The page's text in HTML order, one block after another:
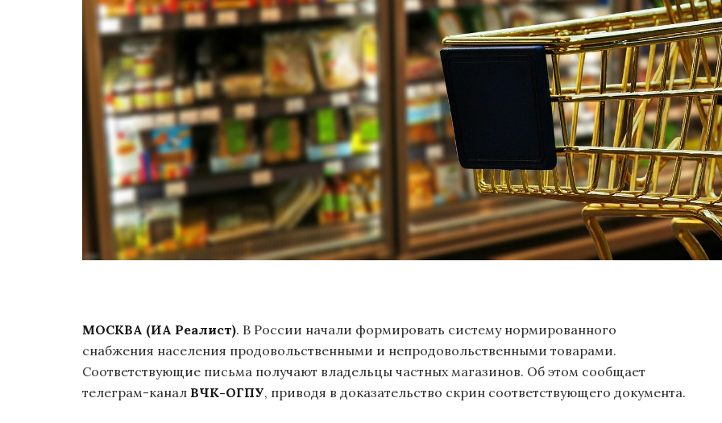
МОСКВА (ИА Реалист). В России начали формировать систему нормированного
снабжения населения продовольственными и непродовольственными товарами.
Соответствующие письма получают владельцы частных магазинов. Об этом сообщает
телеграм-канал ВЧК-ОГПУ, приводя в доказательство скрин соответствующего документа.